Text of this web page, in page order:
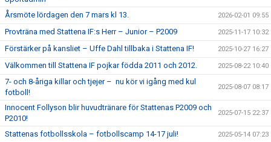
Årsmöte lördagen den 7 mars kl 13. 2026-02-01 09:55
Provträna med Stattena IF:s Herr – Junior – P2009 2025-11-17 10:32
Förstärker på kansliet – Uffe Dahl tillbaka i Stattena IF! 2025-10-27 16:27
Välkommen till Stattena IF pojkar födda 2011 och 2012. 2025-08-22 10:40
7- och 8-åriga killar och tjejer – nu kör vi igång med kul
fotboll!
2025-08-07 08:17
Innocent Follyson blir huvudtränare för Stattenas P2009 och
P2010!
2025-07-15 22:37
Stattenas fotbollsskola – fotbollscamp 14-17 juli! 2025-05-14 07:23